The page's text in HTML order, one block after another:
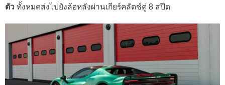
ตัว ทั้งหมดส่งไปยังล้อหลังผ่านเกียร์คลัตช์คู่ 8 สปีด